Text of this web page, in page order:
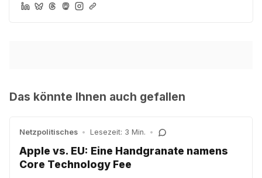
Das könnte Ihnen auch gefallen
Netzpolitisches • Lesezeit: 3 Min. •
Apple vs. EU: Eine Handgranate namens
Core Technology Fee